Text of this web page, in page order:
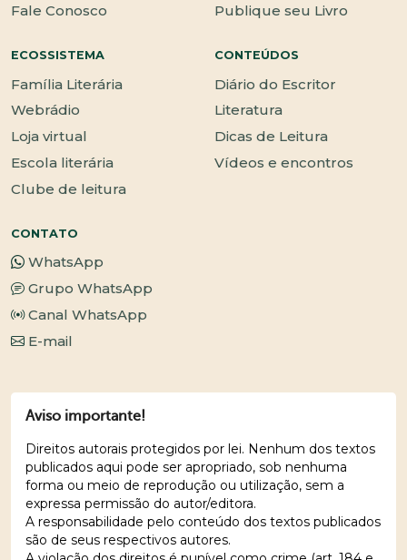
Fale Conosco
Publique seu Livro
ECOSSISTEMA
Família Literária
Webrádio
Loja virtual
Escola literária
Clube de leitura
CONTEÚDOS
Diário do Escritor
Literatura
Dicas de Leitura
Vídeos e encontros
CONTATO
WhatsApp
Grupo WhatsApp
Canal WhatsApp
E-mail
Aviso importante!
Direitos autorais protegidos por lei. Nenhum dos textos
publicados aqui pode ser apropriado, sob nenhuma
forma ou meio de reprodução ou utilização, sem a
expressa permissão do autor/editora.
A responsabilidade pelo conteúdo dos textos publicados
são de seus respectivos autores.